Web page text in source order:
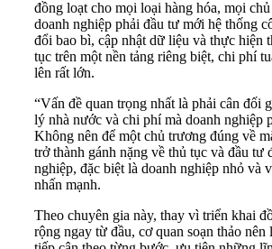
đồng loạt cho mọi loại hàng hóa, mọi
doanh nghiệp phải đầu tư mới hệ thống
đổi bao bì, cập nhật dữ liệu và thực hiện
tục trên một nền tảng riêng biệt, chi phí
lên rất lớn.
“Vấn đề quan trọng nhất là phải cân đối
lý nhà nước và chi phí mà doanh nghiệp
Không nên để một chủ trương đúng về
trở thành gánh nặng về thủ tục và đầu tư
nghiệp, đặc biệt là doanh nghiệp nhỏ và
nhấn mạnh.
Theo chuyên gia này, thay vì triển khai
rộng ngay từ đầu, cơ quan soạn thảo nên